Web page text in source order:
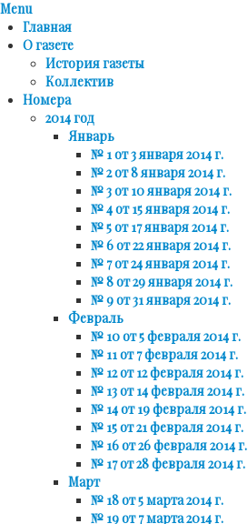
Menu
Главная
О газете
История газеты
Коллектив
Номера
2014 год
Январь
№ 1 от 3 января 2014 г.
№ 2 от 8 января 2014 г.
№ 3 от 10 января 2014 г.
№ 4 от 15 января 2014 г.
№ 5 от 17 января 2014 г.
№ 6 от 22 января 2014 г.
№ 7 от 24 января 2014 г.
№ 8 от 29 января 2014 г.
№ 9 от 31 января 2014 г.
Февраль
№ 10 от 5 февраля 2014 г.
№ 11 от 7 февраля 2014 г.
№ 12 от 12 февраля 2014 г.
№ 13 от 14 февраля 2014 г.
№ 14 от 19 февраля 2014 г.
№ 15 от 21 февраля 2014 г.
№ 16 от 26 февраля 2014 г.
№ 17 от 28 февраля 2014 г.
Март
№ 18 от 5 марта 2014 г.
№ 19 от 7 марта 2014 г.